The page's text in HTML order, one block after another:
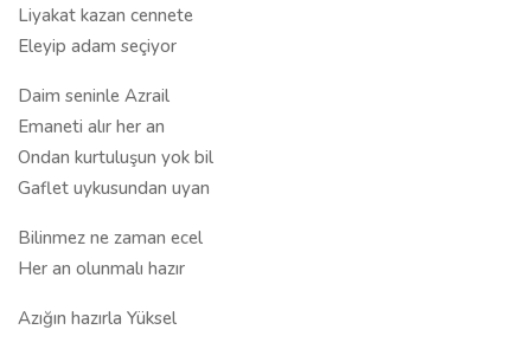
Liyakat kazan cennete
Eleyip adam seçiyor
Daim seninle Azrail
Emaneti alır her an
Ondan kurtuluşun yok bil
Gaflet uykusundan uyan
Bilinmez ne zaman ecel
Her an olunmalı hazır
Azığın hazırla Yüksel